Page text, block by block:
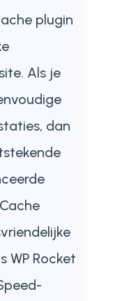
plugin
Als je
dan
WP Rocket